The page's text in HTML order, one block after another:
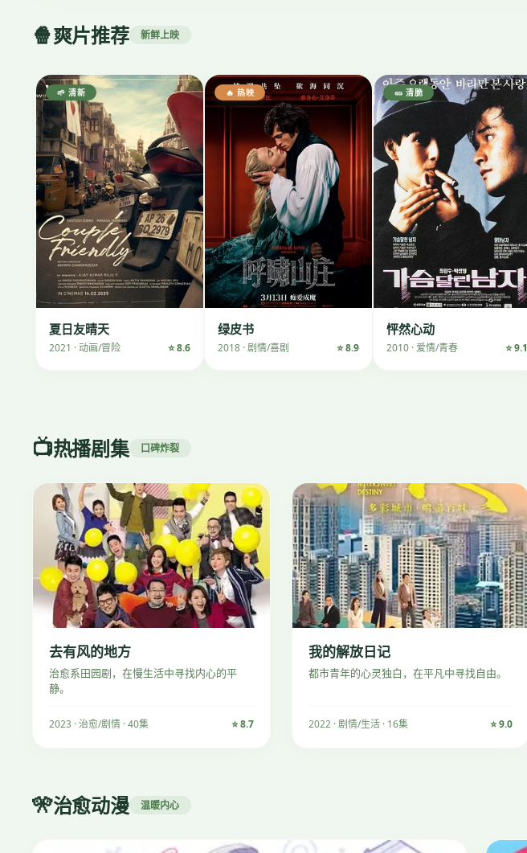
🍿爽片推荐 新鲜上映
🌱 清新
夏日友晴天
2021 · 动画/冒险 ⭐ 8.6
🔥 热映
绿皮书
2018 · 剧情/喜剧 ⭐ 8.9
🥒 清脆
怦然心动
2010 · 爱情/青春 ⭐ 9.1
📺热播剧集 口碑炸裂
去有风的地方
治愈系田园剧，在慢生活中寻找内心的平
静。
2023 · 治愈/剧情 · 40集 ⭐ 8.7
我的解放日记
都市青年的心灵独白，在平凡中寻找自由。
2022 · 剧情/生活 · 16集 ⭐ 9.0
🎌治愈动漫 温暖内心